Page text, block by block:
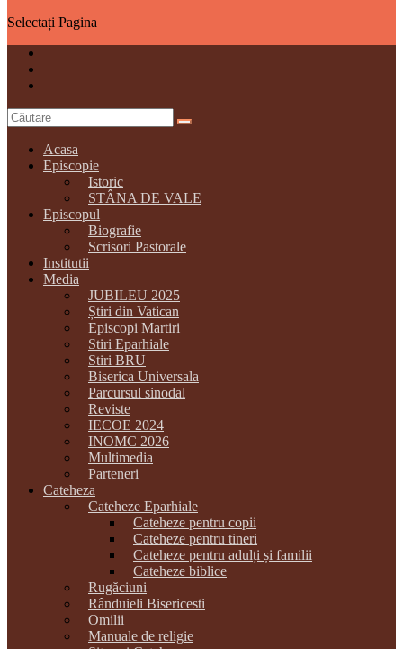
Selectați Pagina
Acasa
Episcopie
Istoric
STÂNA DE VALE
Episcopul
Biografie
Scrisori Pastorale
Institutii
Media
JUBILEU 2025
Știri din Vatican
Episcopi Martiri
Stiri Eparhiale
Stiri BRU
Biserica Universala
Parcursul sinodal
Reviste
IECOE 2024
INOMC 2026
Multimedia
Parteneri
Cateheza
Cateheze Eparhiale
Cateheze pentru copii
Cateheze pentru tineri
Cateheze pentru adulți și familii
Cateheze biblice
Rugăciuni
Rânduieli Bisericesti
Omilii
Manuale de religie